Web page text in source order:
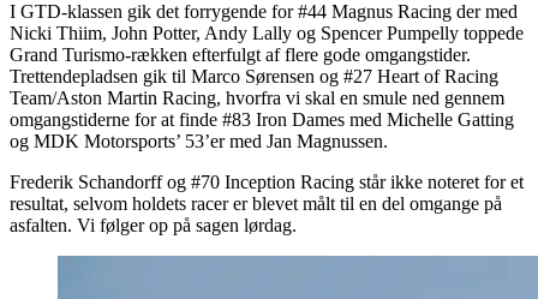
I GTD-klassen gik det forrygende for #44 Magnus Racing der med
Nicki Thiim, John Potter, Andy Lally og Spencer Pumpelly toppede
Grand Turismo-rækken efterfulgt af flere gode omgangstider.
Trettendepladsen gik til Marco Sørensen og #27 Heart of Racing
Team/Aston Martin Racing, hvorfra vi skal en smule ned gennem
omgangstiderne for at finde #83 Iron Dames med Michelle Gatting
og MDK Motorsports’ 53’er med Jan Magnussen.
Frederik Schandorff og #70 Inception Racing står ikke noteret for et
resultat, selvom holdets racer er blevet målt til en del omgange på
asfalten. Vi følger op på sagen lørdag.